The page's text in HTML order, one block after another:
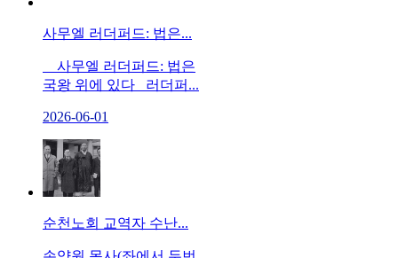
사무엘 러더퍼드: 법은...
사무엘 러더퍼드: 법은
국왕 위에 있다 러더퍼...
2026-06-01
순천노회 교역자 수난...